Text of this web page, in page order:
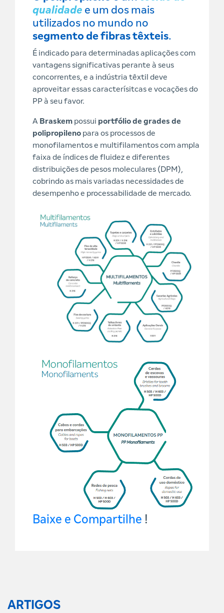
qualidade e um dos mais
utilizados no mundo no
segmento de fibras têxteis.
É indicado para determinadas aplicações com
vantagens significativas perante à seus
concorrentes, e a indústria têxtil deve
aproveitar essas caracterísitcas e vocações do
PP à seu favor.
A Braskem possui portfólio de grades de
polipropileno para os processos de
monofilamentos e multifilamentos com ampla
faixa de índices de fluidez e diferentes
distribuições de pesos moleculares (DPM),
cobrindo as mais variadas necessidades de
desempenho e processabilidade de mercado.
Baixe e Compartilhe !
ARTIGOS